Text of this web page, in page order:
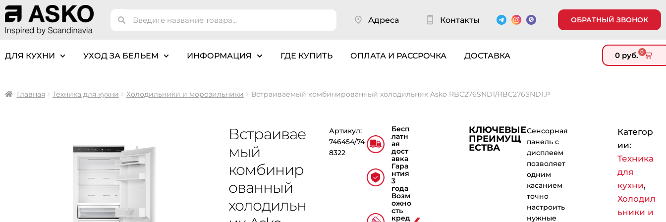
Адреса Контакты ОБРАТНЫЙ ЗВОНОК
ДЛЯ КУХНИ УХОД ЗА БЕЛЬЕМ ИНФОРМАЦИЯ ГДЕ КУПИТЬ ОПЛАТА И РАССРОЧКА ДОСТАВКА 0 руб. 0
Главная Техника для кухни Холодильники и морозильники Встраиваемый комбинированный холодильник Asko RBC276SND1/RBC276SND1.P
Встраивае
мый
комбинир
ованный
холодильн
Артикул:
746454/74
8322
Бесп
латн
ая
дост
авка
Гара
нтия
3
года
Возм
ожно
сть
кред
КЛЮЧЕВЫЕ
ПРЕИМУЩ
ЕСТВА
Сенсорная
панель с
дисплеем
позволяет
одним
касанием
точно
настроить
нужные
Категор
ии:
Техника
для
кухни,
Холодил
ьники и